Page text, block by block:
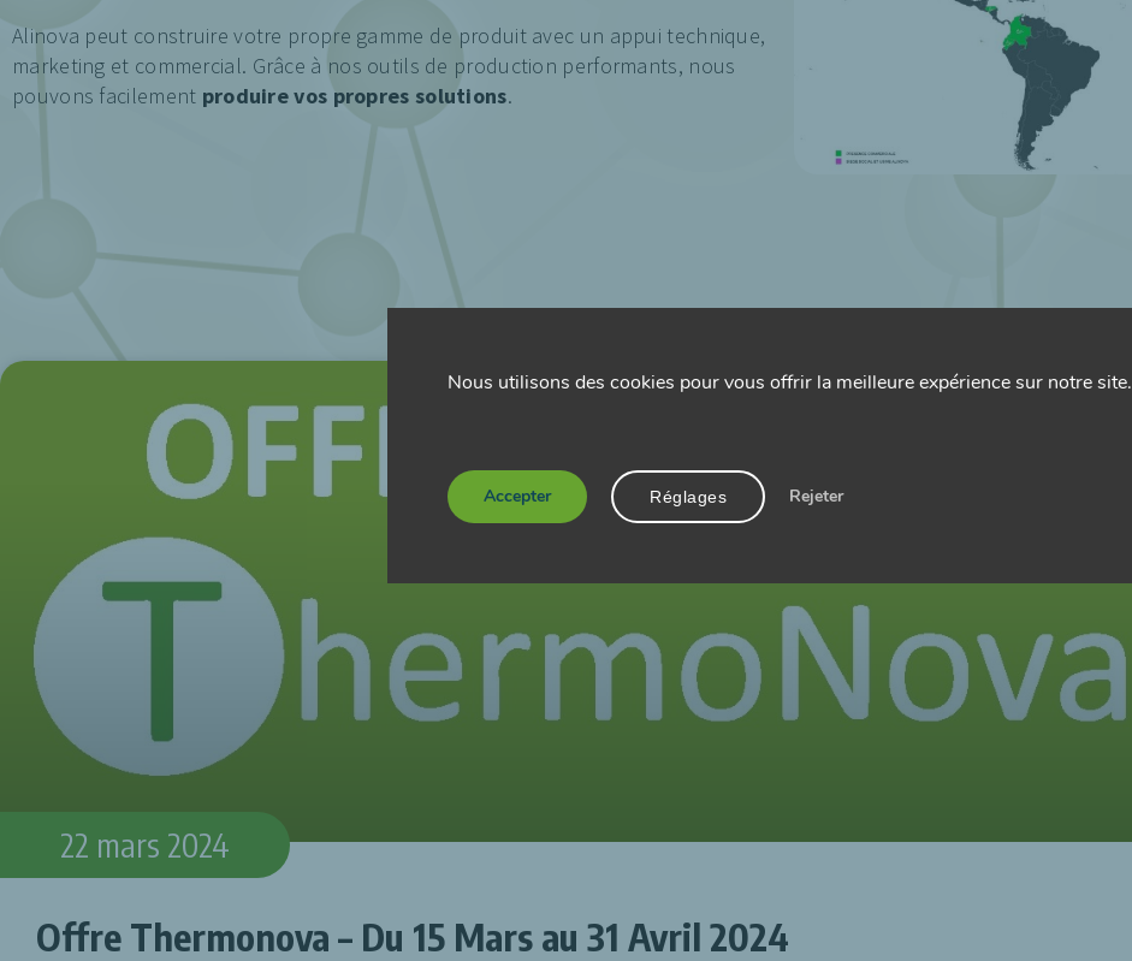
Alinova peut construire votre propre gamme de produit avec un appui technique,
marketing et commercial. Grâce à nos outils de production performants, nous
pouvons facilement produire vos propres solutions.
Offre Thermonova – Du 15 Mars au 31 Avril 2024
22 mars 2024
Nous utilisons des cookies pour vous offrir la meilleure expérience sur notre site.
Accepter Rejeter
Réglages